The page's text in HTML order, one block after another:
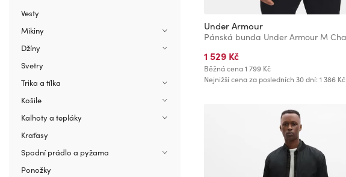
Under Armour
1 529 Kč
Běžná cena 1 799 Kč
Nejnižší cena za posledních 30 dní: 1 386 Kč
Vesty
Mikiny
Džíny
Svetry
Trika a tílka
Košile
Kalhoty a tepláky
Kraťasy
Spodní prádlo a pyžama
Ponožky